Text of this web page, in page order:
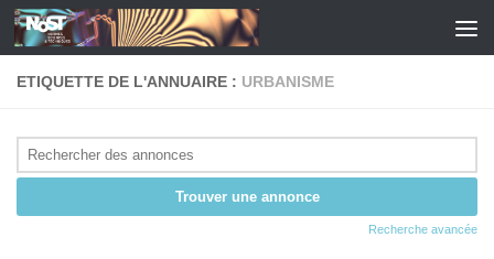
Skip to content
ETIQUETTE DE L'ANNUAIRE : URBANISME
Recherche avancée